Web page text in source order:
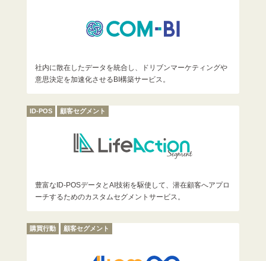
社内に散在したデータを統合し、ドリブンマーケティングや
意思決定を加速化させるBI構築サービス。
ID-POS 顧客セグメント
豊富なID-POSデータとAI技術を駆使して、潜在顧客へアプロ
ーチするためのカスタムセグメントサービス。
購買行動 顧客セグメント